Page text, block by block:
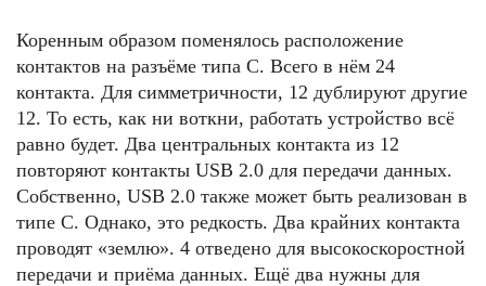
Коренным образом поменялось расположение
контактов на разъёме типа C. Всего в нём 24
контакта. Для симметричности, 12 дублируют другие
12. То есть, как ни воткни, работать устройство всё
равно будет. Два центральных контакта из 12
повторяют контакты USB 2.0 для передачи данных.
Собственно, USB 2.0 также может быть реализован в
типе C. Однако, это редкость. Два крайних контакта
проводят «землю». 4 отведено для высокоскоростной
передачи и приёма данных. Ещё два нужны для